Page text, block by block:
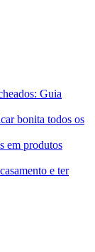
Guia
bonita todos os
em produtos
e ter